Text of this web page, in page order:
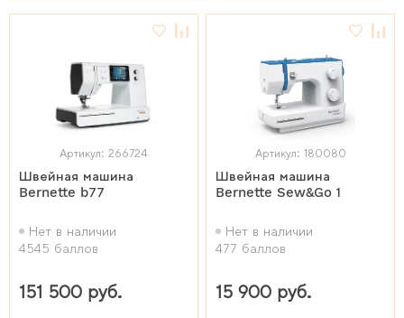
Артикул: 266724
Швейная машина
Bernette b77
Нет в наличии
4545 баллов
151 500 руб.
Артикул: 180080
Швейная машина
Bernette Sew&Go 1
Нет в наличии
477 баллов
15 900 руб.